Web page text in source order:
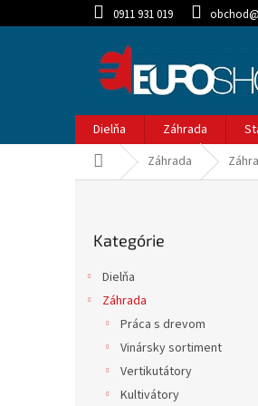
na
0911 931 019
Dielňa Záhrada
Domov Záhrada
kategórie
Kategórie
Dielňa
Záhrada
Práca s drevom
Vinársky sortiment
Vertikutátory
Kultivátory